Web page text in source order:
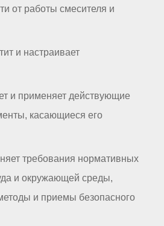
от работы смесителя и
и настраивает
и применяет действующие
касающиеся его
требования нормативных
и окружающей среды,
и приемы безопасного